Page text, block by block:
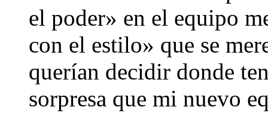
el poder» en el equipo
con el estilo» que se
querían decidir donde
sorpresa que mi nuevo